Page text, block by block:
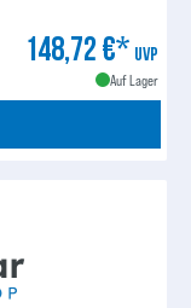
148,72 €* UVP
Auf Lager